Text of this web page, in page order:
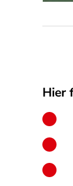
Hier